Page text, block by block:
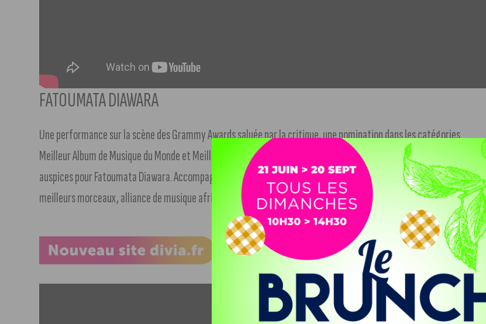
FATOUMATA DIAWARA
Une performance sur la scène des Grammy Awards saluée par la critique, une nomination dans les catégories
Meilleur Album de Musique du Monde et Meilleur Enregistrement Dance… 2019 commence sous les meilleures
auspices pour Fatoumata Diawara. Accompagnée de sa guitare, sa voix fera vibrer ROOTSTOCK au rythme de ses
meilleurs morceaux, alliance de musique africaine traditionnelle, de funk et de jazz.